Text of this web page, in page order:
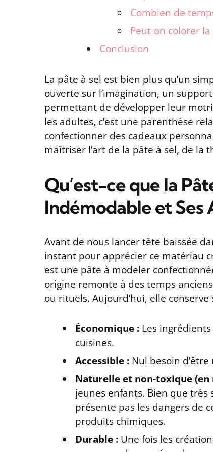
Combien de
Peut-on colorer
Conclusion
La pâte à sel est bien plus qu’un
ouverte sur l’imagination, un
permettant de développer leur
les adultes, c’est une parenthèse
confectionner des cadeaux
maîtriser l’art de la pâte à sel, de la
Qu’est-ce que la
Indémodable et Ses
Avant de nous lancer tête baissée
instant pour apprécier ce matériau
est une pâte à modeler
origine remonte à des temps
ou rituels. Aujourd’hui, elle
Économique : Les
cuisines.
Accessible : Nul besoin
Naturelle et non-toxique
jeunes enfants. Bien que très
présente pas les dangers de
produits chimiques.
Durable : Une fois les